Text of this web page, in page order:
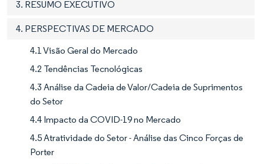
3. RESUMO EXECUTIVO
4. PERSPECTIVAS DE MERCADO
4.1 Visão Geral do Mercado
4.2 Tendências Tecnológicas
4.3 Análise da Cadeia de Valor/Cadeia de Suprimentos
do Setor
4.4 Impacto da COVID-19 no Mercado
4.5 Atratividade do Setor - Análise das Cinco Forças de
Porter